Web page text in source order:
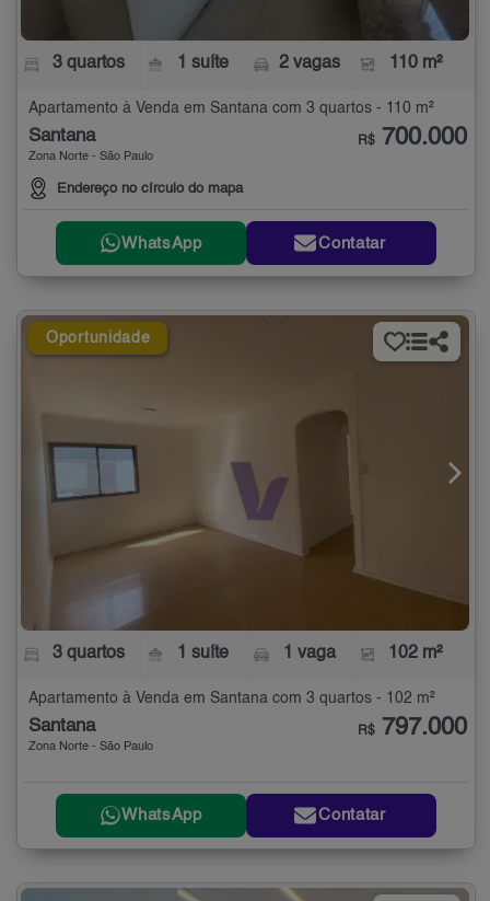
3 quartos 1 suíte 2 vagas 110 m²
Apartamento à Venda em Santana com 3 quartos - 110 m²
Santana
Zona Norte - São Paulo
Endereço no círculo do mapa
R$ 700.000
WhatsApp Contatar
Oportunidade
3 quartos 1 suíte 1 vaga 102 m²
Apartamento à Venda em Santana com 3 quartos - 102 m²
Santana
Zona Norte - São Paulo
R$ 797.000
WhatsApp Contatar